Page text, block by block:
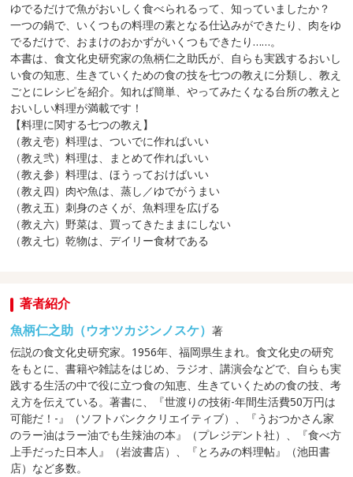
ゆでるだけで魚がおいしく食べられるって、知っていましたか？
一つの鍋で、いくつもの料理の素となる仕込みができたり、肉をゆ
でるだけで、おまけのおかずがいくつもできたり……。
本書は、食文化史研究家の魚柄仁之助氏が、自らも実践するおいし
い食の知恵、生きていくための食の技を七つの教えに分類し、教え
ごとにレシピを紹介。知れば簡単、やってみたくなる台所の教えと
おいしい料理が満載です！
【料理に関する七つの教え】
（教え壱）料理は、ついでに作ればいい
（教え弐）料理は、まとめて作ればいい
（教え参）料理は、ほうっておけばいい
（教え四）肉や魚は、蒸し／ゆでがうまい
（教え五）刺身のさくが、魚料理を広げる
（教え六）野菜は、買ってきたままにしない
（教え七）乾物は、デイリー食材である
著者紹介
魚柄仁之助（ウオツカジンノスケ）著
伝説の食文化史研究家。1956年、福岡県生まれ。食文化史の研究
をもとに、書籍や雑誌をはじめ、ラジオ、講演会などで、自らも実
践する生活の中で役に立つ食の知恵、生きていくための食の技、考
え方を伝えている。著書に、『世渡りの技術-年間生活費50万円は
可能だ！-』（ソフトバンククリエイティブ）、『うおつかさん家
のラー油はラー油でも生辣油の本』（プレジデント社）、『食べ方
上手だった日本人』（岩波書店）、『とろみの料理帖』（池田書
店）など多数。